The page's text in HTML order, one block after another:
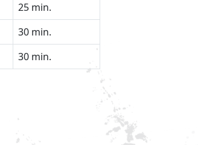
25 min.
30 min.
30 min.